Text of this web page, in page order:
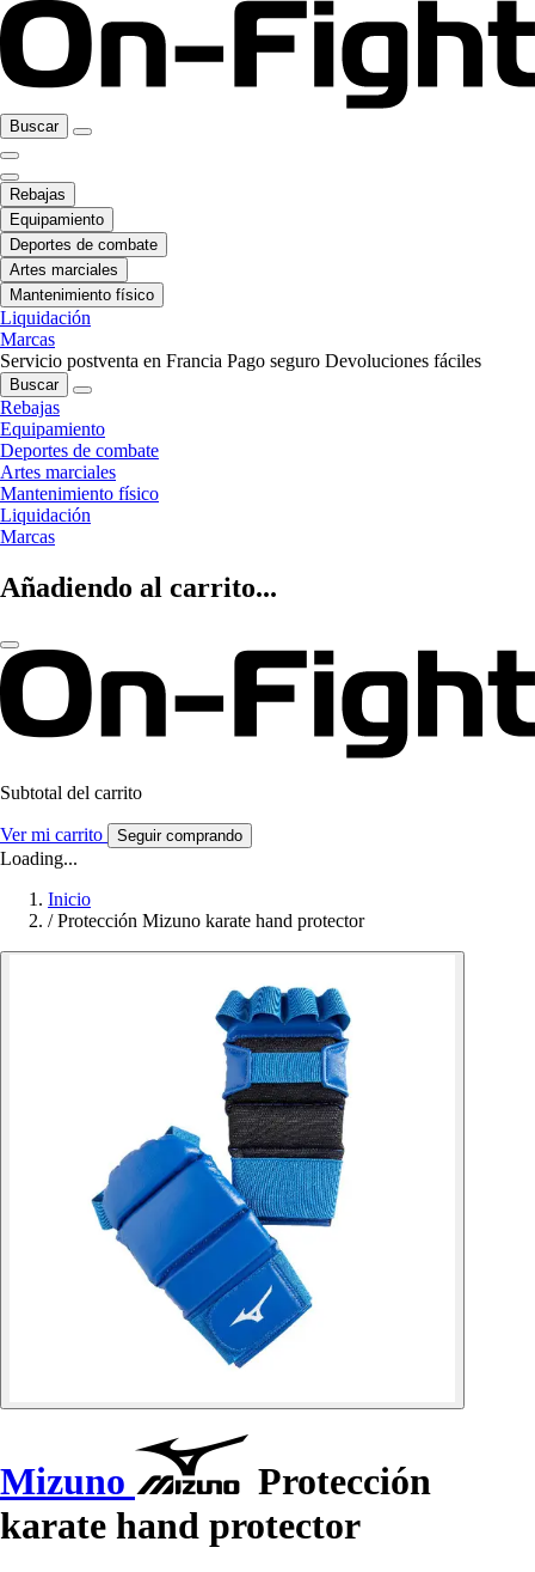
Buscar
Rebajas
Equipamiento
Deportes de combate
Artes marciales
Mantenimiento físico
Liquidación
Marcas
Servicio postventa en Francia Pago seguro Devoluciones fáciles
Buscar
Rebajas
Equipamiento
Deportes de combate
Artes marciales
Mantenimiento físico
Liquidación
Marcas
Añadiendo al carrito...
Subtotal del carrito
Ver mi carrito Seguir comprando
Loading...
Inicio
/ Protección Mizuno karate hand protector
Mizuno
Protección
karate hand protector